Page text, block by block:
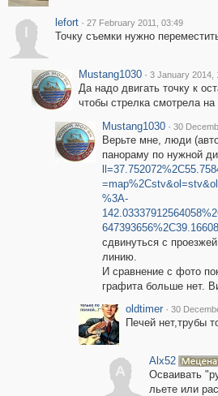
lefort · 27 February 2011, 03:49
Точку съемки нужно
Mustang1030 · 3 January 2014,
Да надо двигать точку к
чтобы стрелка смотрела
Mustang1030 · 30
Верьте мне, люди
панораму по нужной
%3A-
сдвинуться с
линию.
И сравнение с фото
графита больше нет.
oldtimer · 30
Печей нет,трубы
A
Alx52
Осваивать
льете или